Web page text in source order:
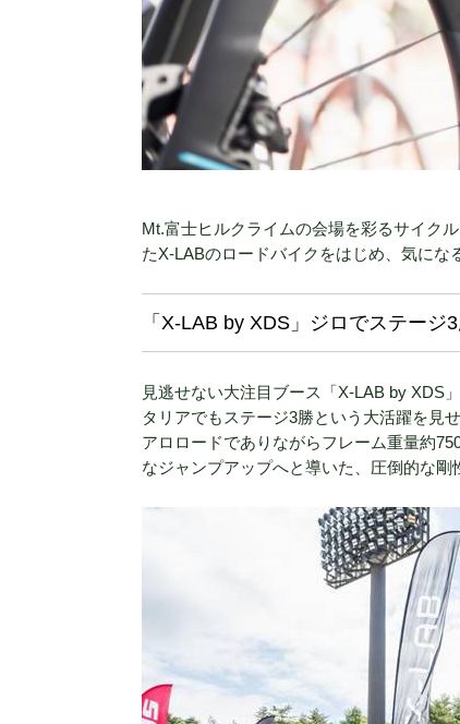
Mt.富士ヒルクライムの会場を彩るサイク
たX-LABのロードバイクをはじめ、気にな
「X-LAB by XDS」ジロでステー
見逃せない大注目ブース「X-LAB by
タリアでもステージ3勝という大活躍を見
アロロードでありながらフレーム重量約
なジャンプアップへと導いた、圧倒的な剛